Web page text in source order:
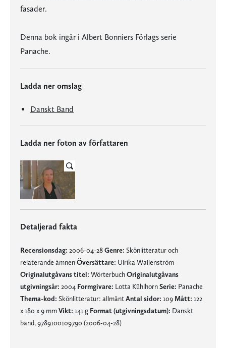
fasader.
Denna bok ingår i Albert Bonniers Förlags serie
Panache.
Ladda ner omslag
Danskt Band
Ladda ner foton av författaren
Detaljerad fakta
Recensionsdag: 2006-04-28Genre: Skönlitteratur och
relaterande ämnenÖversättare: Ulrika Wallenström
Originalutgåvans titel: WörterbuchOriginalutgåvans
utgivningsår: 2004 Formgivare: Lotta KühlhornSerie: Panache
Thema-kod: Skönlitteratur: allmäntAntal sidor: 109 Mått: 122
x 180 x 9 mmVikt: 141 g Format (utgivningsdatum): Danskt
band, 9789100109790 (2006-04-28)